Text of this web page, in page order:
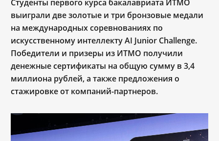
Студенты первого курса бакалавриата ИТМО
выиграли две золотые и три бронзовые медали
на международных соревнованиях по
искусственному интеллекту AI Junior Challenge.
Победители и призеры из ИТМО получили
денежные сертификаты на общую сумму в 3,4
миллиона рублей, а также предложения о
стажировке от компаний-партнеров.